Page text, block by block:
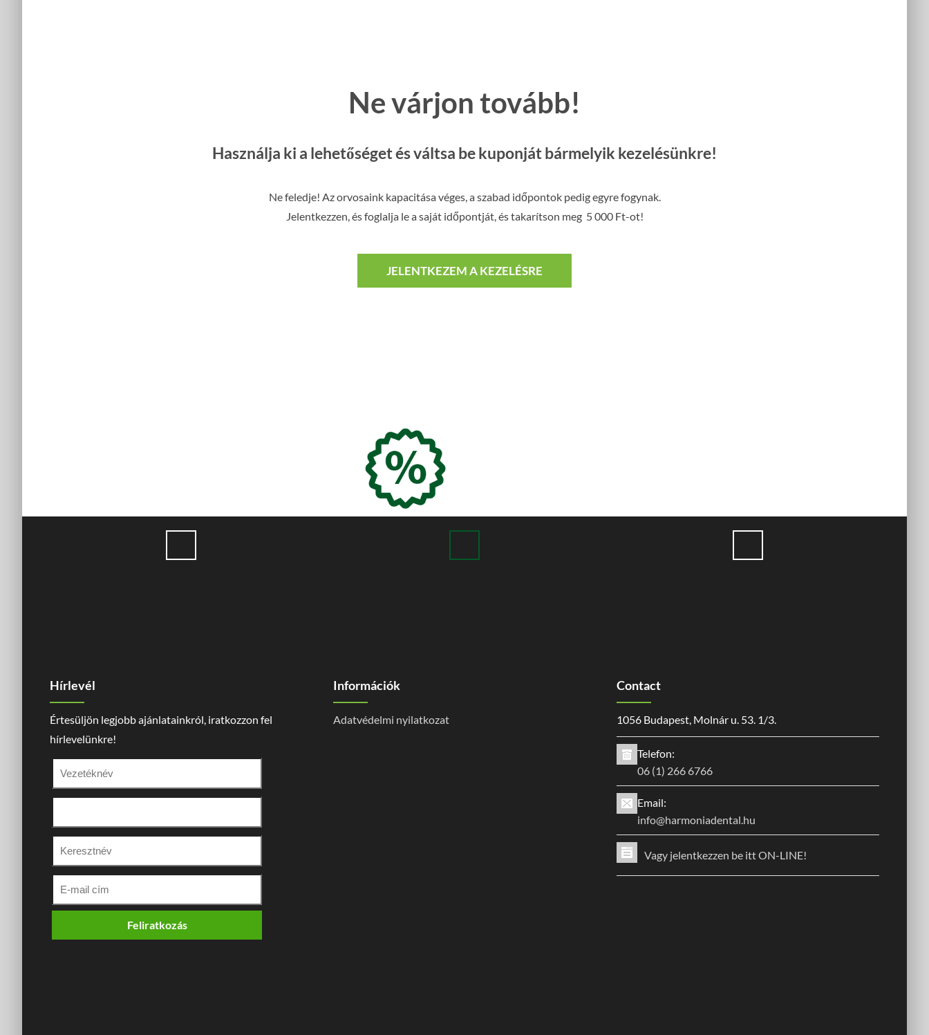
Ne várjon tovább!
Használja ki a lehetőséget és váltsa be kuponját bármelyik kezelésünkre!
Ne feledje! Az orvosaink kapacitása véges, a szabad időpontok pedig egyre fogynak.
Jelentkezzen, és foglalja le a saját időpontját, és takarítson meg 5 000 Ft-ot!
JELENTKEZEM A KEZELÉSRE
Hírlevél
Értesüljön legjobb ajánlatainkról, iratkozzon fel
hírlevelünkre!
Feliratkozás
Információk
Adatvédelmi nyilatkozat
Contact
1056 Budapest, Molnár u. 53. 1/3.
Telefon:
06 (1) 266 6766
Email:
info@harmoniadental.hu
Vagy jelentkezzen be itt ON-LINE!